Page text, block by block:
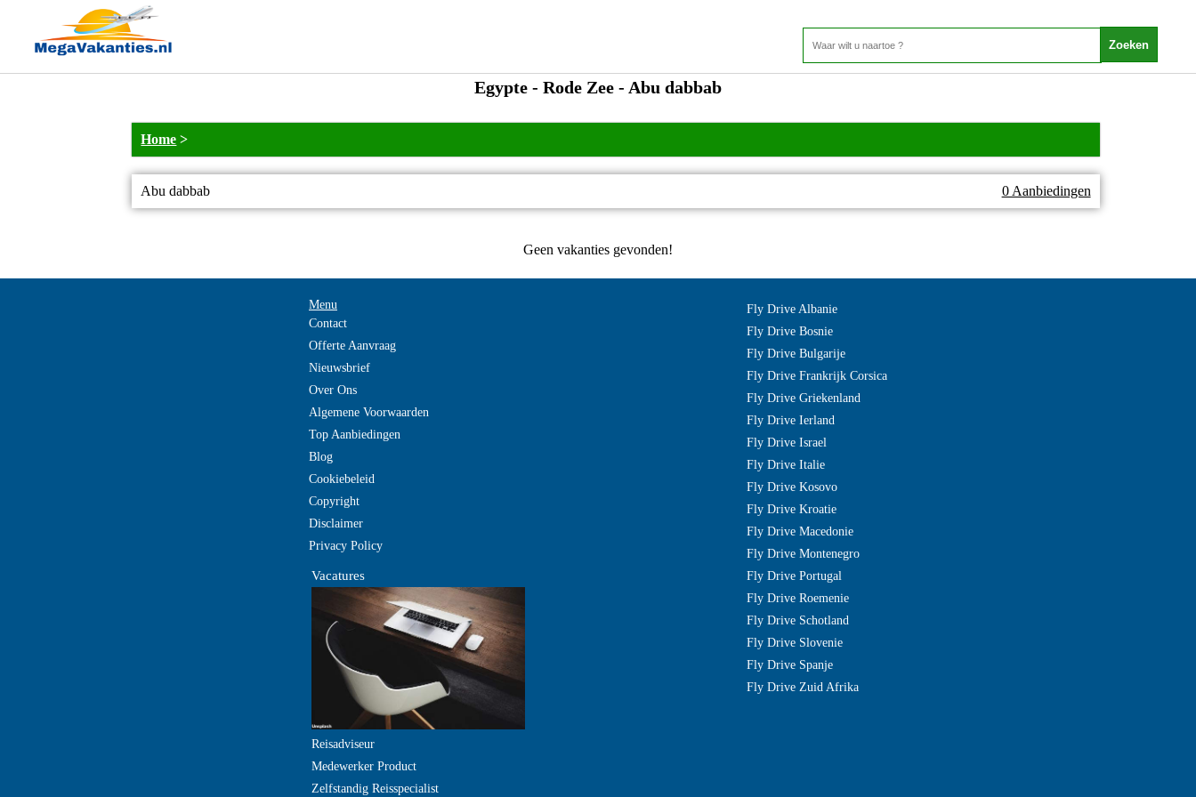
Egypte - Rode Zee - Abu dabbab
Home >
Abu dabbab 0 Aanbiedingen
Geen vakanties gevonden!
Menu
Contact
Offerte Aanvraag
Nieuwsbrief
Over Ons
Algemene Voorwaarden
Top Aanbiedingen
Blog
Cookiebeleid
Copyright
Disclaimer
Privacy Policy
Vacatures
Reisadviseur
Medewerker Product
Zelfstandig Reisspecialist
Fly Drive Albanie
Fly Drive Bosnie
Fly Drive Bulgarije
Fly Drive Frankrijk Corsica
Fly Drive Griekenland
Fly Drive Ierland
Fly Drive Israel
Fly Drive Italie
Fly Drive Kosovo
Fly Drive Kroatie
Fly Drive Macedonie
Fly Drive Montenegro
Fly Drive Portugal
Fly Drive Roemenie
Fly Drive Schotland
Fly Drive Slovenie
Fly Drive Spanje
Fly Drive Zuid Afrika